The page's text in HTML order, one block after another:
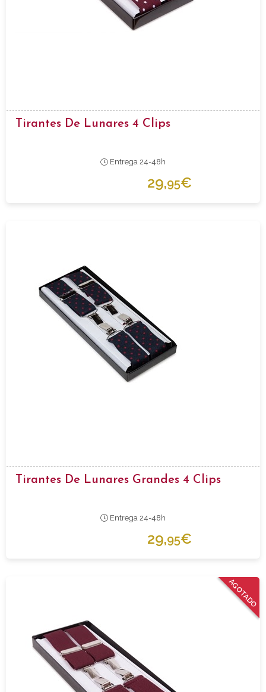
Tirantes De Lunares 4 Clips
Entrega 24-48h
29,95€
Tirantes De Lunares Grandes 4 Clips
Entrega 24-48h
29,95€
AGOTADO